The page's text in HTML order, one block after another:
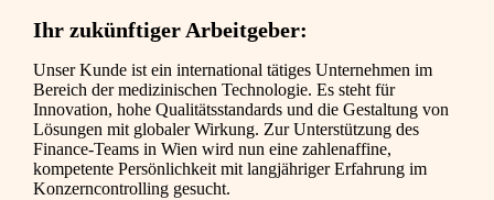
Ihr zukünftiger Arbeitgeber:
Unser Kunde ist ein international tätiges Unternehmen im
Bereich der medizinischen Technologie. Es steht für
Innovation, hohe Qualitätsstandards und die Gestaltung von
Lösungen mit globaler Wirkung. Zur Unterstützung des
Finance-Teams in Wien wird nun eine zahlenaffine,
kompetente Persönlichkeit mit langjähriger Erfahrung im
Konzerncontrolling gesucht.